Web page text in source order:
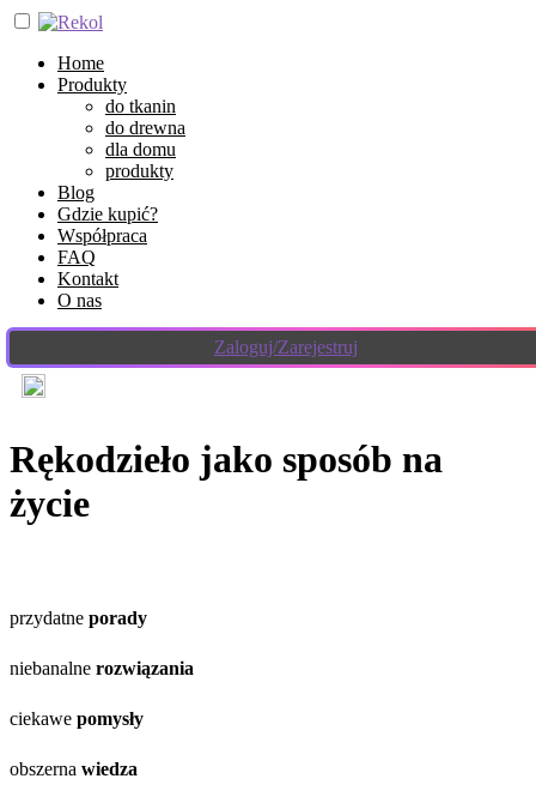
Home
Produkty
do tkanin
do drewna
dla domu
produkty
Blog
Gdzie kupić?
Współpraca
FAQ
Kontakt
O nas
Zaloguj/Zarejestruj
Rękodzieło jako sposób na
życie
przydatne porady
niebanalne rozwiązania
ciekawe pomysły
obszerna wiedza